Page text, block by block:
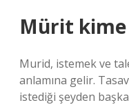
Mürit kime
Murid, istemek ve
anlamına gelir.
istediği şeyden